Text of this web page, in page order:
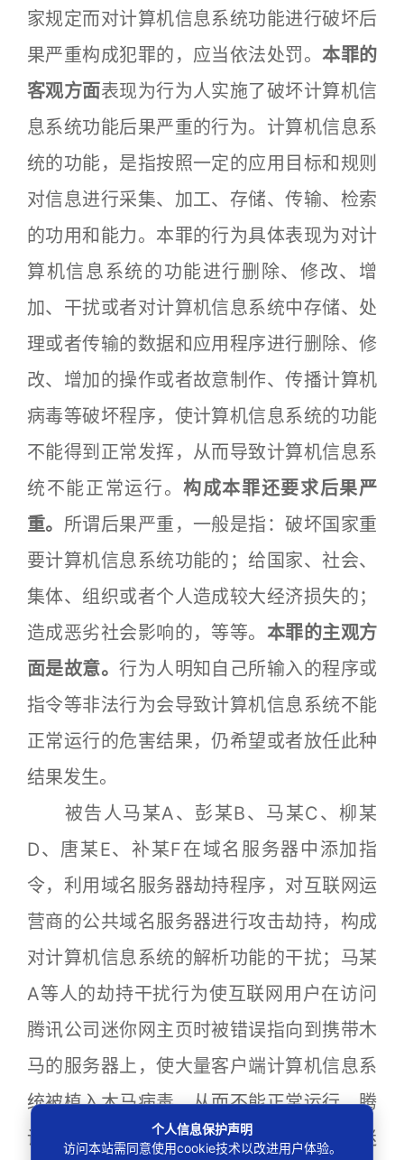
家规定而对计算机信息系统功能进行破坏后
果严重构成犯罪的，应当依法处罚。本罪的
客观方面表现为行为人实施了破坏计算机信
息系统功能后果严重的行为。计算机信息系
统的功能，是指按照一定的应用目标和规则
对信息进行采集、加工、存储、传输、检索
的功用和能力。本罪的行为具体表现为对计
算机信息系统的功能进行删除、修改、增
加、干扰或者对计算机信息系统中存储、处
理或者传输的数据和应用程序进行删除、修
改、增加的操作或者故意制作、传播计算机
病毒等破坏程序，使计算机信息系统的功能
不能得到正常发挥，从而导致计算机信息系
统不能正常运行。构成本罪还要求后果严
重。 所谓后果严重，一般是指：破坏国家重
要计算机信息系统功能的；给国家、社会、
集体、组织或者个人造成较大经济损失的；
造成恶劣社会影响的，等等。 本罪的主观方
面是故意。行为人明知自己所输入的程序或
指令等非法行为会导致计算机信息系统不能
正常运行的危害结果，仍希望或者放任此种
结果发生。
被告人马某A、彭某B、马某C、柳某
D、唐某E、补某F在域名服务器中添加指
令，利用域名服务器劫持程序，对互联网运
营商的公共域名服务器进行攻击劫持，构成
对计算机信息系统的解析功能的干扰；马某
A等人的劫持干扰行为使互联网用户在访问
腾讯公司迷你网主页时被错误指向到携带木
马的服务器上，使大量客户端计算机信息系
统被植入木马病毒，从而不能正常运行，腾
讯公司为保护用户利益被迫暂时关闭了其迷
个人信息保护声明
访问本站需同意使用cookie技术以改进用户体验。